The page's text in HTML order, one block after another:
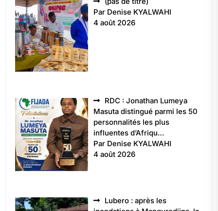
5496
Par Denise KYALWAHI
4 août 2026
RDC : Jonathan Lumeya
Masuta distingué parmi les 50
personnalités les plus
influentes d’Afriqu…
Par Denise KYALWAHI
4 août 2026
Lubero : après les